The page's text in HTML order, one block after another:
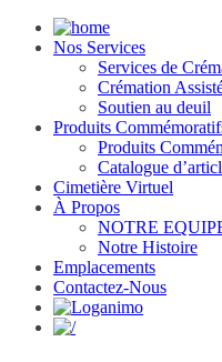
Nos Services
Services de
Crémation
Soutien au deuil
Produits
Produits
Catalogue
Cimetière Virtuel
À Propos
NOTRE
Notre Histoire
Emplacements
Contactez-Nous